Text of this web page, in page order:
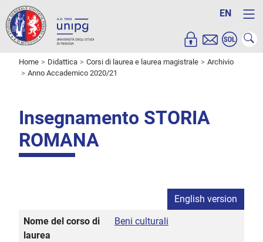
EN
Home Didattica Corsi di laurea e laurea magistrale
Archivio
Anno Accademico 2020/21
Insegnamento STORIA
ROMANA
English version
Nome del corso di
laurea
Beni culturali